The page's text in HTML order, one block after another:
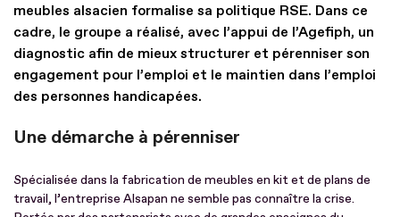
meubles alsacien formalise sa politique RSE. Dans ce
cadre, le groupe a réalisé, avec l’appui de l’Agefiph, un
diagnostic afin de mieux structurer et pérenniser son
engagement pour l’emploi et le maintien dans l’emploi
des personnes handicapées.
Une démarche à pérenniser
Spécialisée dans la fabrication de meubles en kit et de plans de
travail, l’entreprise Alsapan ne semble pas connaître la crise.